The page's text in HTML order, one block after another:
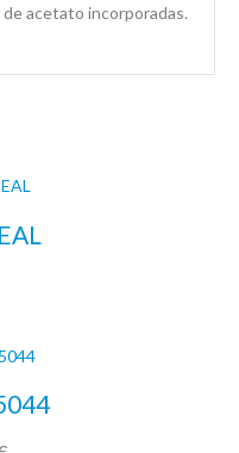
acetato incorporadas.